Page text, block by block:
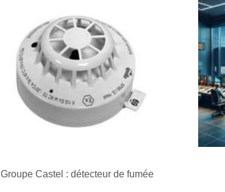
Groupe Castel : détecteur de fumée